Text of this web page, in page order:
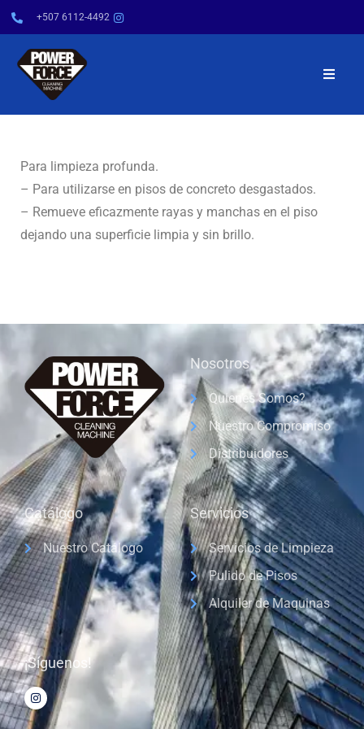
+507 6112-4492
INICIO
NOSOTROS
PRODUCTOS
CONTÁCTENOS
Para limpieza profunda.
– Para utilizarse en pisos de concreto desgastados.
– Remueve eficazmente rayas y manchas en el piso
dejando una superficie limpia y sin brillo.
Nosotros
Quienes Somos?
Nuestro Compromiso
Distribuidores
Catálogo
Nuestro Catálogo
Servicios
Servicios de Limpieza
Pulido de Pisos
Alquiler de Maquinas
¡Síguenos!